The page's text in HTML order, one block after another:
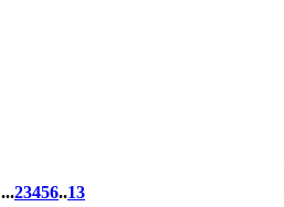
...23456..13